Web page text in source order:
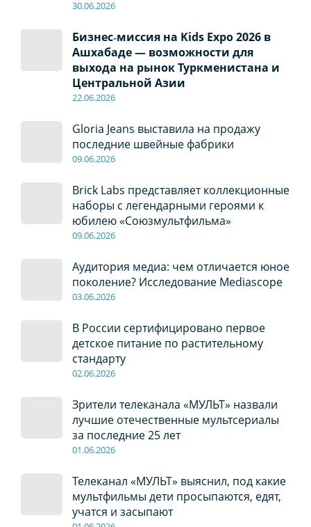
30.06.2026
Бизнес‑миссия на Kids Expo 2026 в
Ашхабаде — возможности для
выхода на рынок Туркменистана и
Центральной Азии
22.06.2026
Gloria Jeans выставила на продажу
последние швейные фабрики
09.06.2026
Brick Labs представляет коллекционные
наборы с легендарными героями к
юбилею «Союзмультфильма»
09.06.2026
Аудитория медиа: чем отличается юное
поколение? Исследование Mediascope
03.06.2026
В России сертифицировано первое
детское питание по растительному
стандарту
02.06.2026
Зрители телеканала «МУЛЬТ» назвали
лучшие отечественные мультсериалы
за последние 25 лет
01.06.2026
Телеканал «МУЛЬТ» выяснил, под какие
мультфильмы дети просыпаются, едят,
учатся и засыпают